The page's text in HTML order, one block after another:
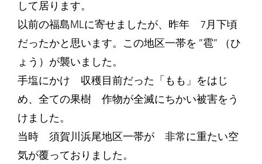
して居ります。
以前の福島MLに寄せましたが、昨年 7月下頃
だったかと思います。この地区一帯を ”雹” （ひ
ょう）が襲いました。
手塩にかけ 収穫目前だった「もも」をはじ
め、全ての果樹 作物が全滅にちかい被害をう
けました。
当時 須賀川浜尾地区一帯が 非常に重たい空
気が覆っておりました。